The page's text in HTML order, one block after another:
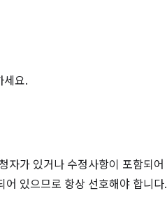
세요.
자가 있거나 수정사항이 포함되어
어 있으므로 항상 선호해야 합니다.